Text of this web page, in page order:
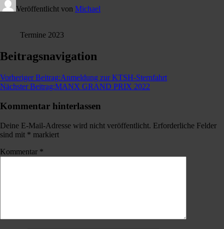
Veröffentlicht von Michael
Termine 2023
Beitragsnavigation
Vorheriger Beitrag:Anmeldung zur KTSH-Sternfahrt
Nächster Beitrag:MANX GRAND PRIX 2022
Kommentar hinterlassen
Deine E-Mail-Adresse wird nicht veröffentlicht. Erforderliche Felder
sind mit * markiert
Kommentar *